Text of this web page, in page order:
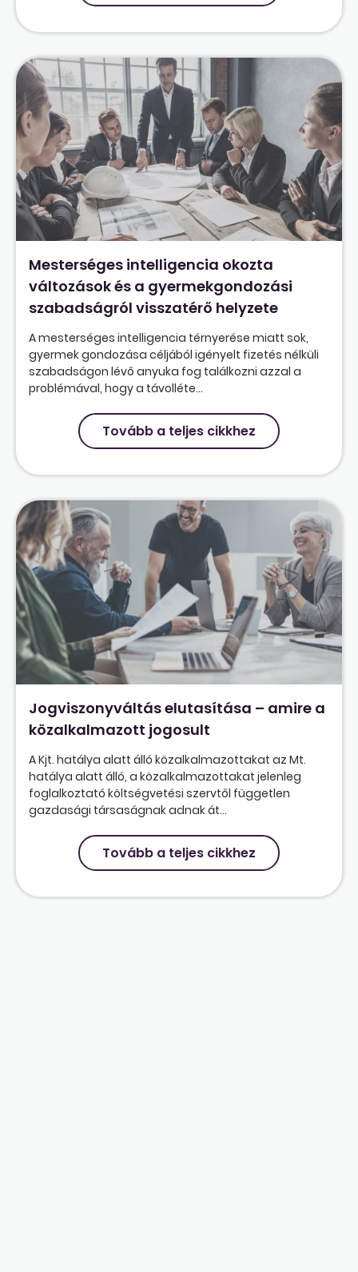
Mesterséges intelligencia okozta
változások és a gyermekgondozási
szabadságról visszatérő helyzete
A mesterséges intelligencia térnyerése miatt sok,
gyermek gondozása céljából igényelt fizetés nélküli
szabadságon lévő anyuka fog találkozni azzal a
problémával, hogy a távolléte...
Tovább a teljes cikkhez
Jogviszonyváltás elutasítása – amire a
közalkalmazott jogosult
A Kjt. hatálya alatt álló közalkalmazottakat az Mt.
hatálya alatt álló, a közalkalmazottakat jelenleg
foglalkoztató költségvetési szervtől független
gazdasági társaságnak adnak át...
Tovább a teljes cikkhez